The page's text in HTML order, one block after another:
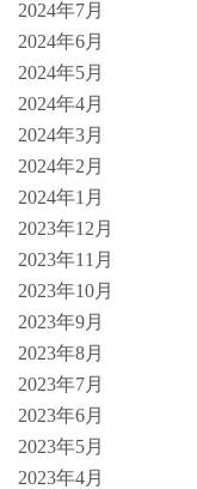
2024年7月
2024年6月
2024年5月
2024年4月
2024年3月
2024年2月
2024年1月
2023年12月
2023年11月
2023年10月
2023年9月
2023年8月
2023年7月
2023年6月
2023年5月
2023年4月